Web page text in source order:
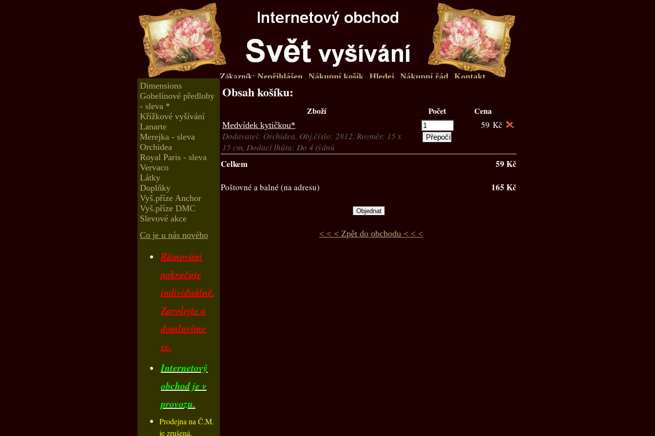
Zákazník: Nepřihlášen Nákupní košík Hledej Nákupní řád
Kontakt
Dimensions
Gobelínové předlohy
- sleva *
Křížkové vyšívání
Lanarte
Merejka - sleva
Orchidea
Royal Paris - sleva
Vervaco
Látky
Doplňky
Vyš.příze Anchor
Vyš.příze DMC
Slevové akce
Co je u nás nového
Rámování
pokračuje
individuálně.
Zavolejte a
domluvíme
se.
Internetový
obchod je v
provozu.
Prodejna na Č.M.
je zrušená.
Obsah košíku:
Zboží Počet Cena
Medvídek kytičkou*
Dodavatel: Orchidea, Obj.číslo: 2812, Rozměr: 15 x
15 cm, Dodací lhůta: Do 4 týdnů
59 Kč
Celkem 59 Kč
Poštovné a balné (na adresu) 165 Kč
< < < Zpět do obchodu < < <